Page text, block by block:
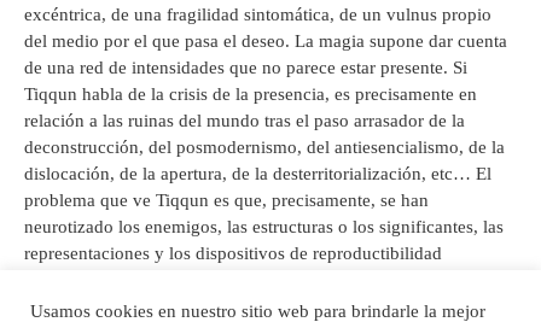
excéntrica, de una fragilidad sintomática, de un vulnus propio
del medio por el que pasa el deseo. La magia supone dar cuenta
de una red de intensidades que no parece estar presente. Si
Tiqqun habla de la crisis de la presencia, es precisamente en
relación a las ruinas del mundo tras el paso arrasador de la
deconstrucción, del posmodernismo, del antiesencialismo, de la
dislocación, de la apertura, de la desterritorialización, etc… El
problema que ve Tiqqun es que, precisamente, se han
neurotizado los enemigos, las estructuras o los significantes, las
representaciones y los dispositivos de reproductibilidad
imposibilitado lo imposible. Los cuerpos ya no pueden participar
Usamos cookies en nuestro sitio web para brindarle la mejor